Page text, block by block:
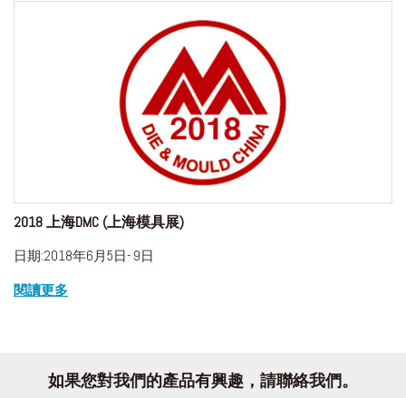
2018 上海DMC (上海模具展)
日期:2018年6月5日- 9日
閱讀更多
如果您對我們的產品有興趣，請聯絡我們。